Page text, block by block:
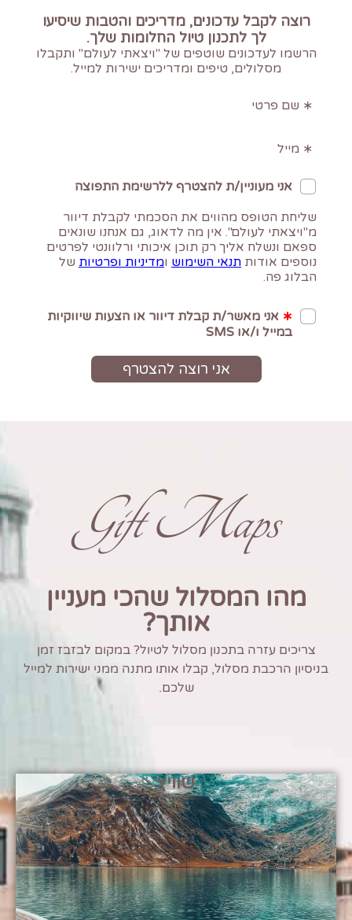
Gift Maps
מהו המסלול שהכי מעניין
אותך?
צריכים עזרה בתכנון מסלול לטיול? במקום לבזבז זמן
בניסיון הרכבת מסלול, קבלו אותו מתנה ממני ישירות למייל
שלכם.
שוויץ